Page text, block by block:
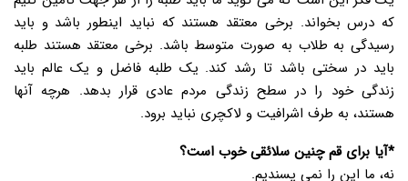
که درس بخواند. برخی معتقد هستند که نباید اینطور باشد و باید
رسیدگی به طلاب به صورت متوسط باشد. برخی معتقد هستند طلبه
باید در سختی باشد تا رشد کند. یک طلبه فاضل و یک عالم باید
زندگی خود را در سطح زندگی مردم عادی قرار بدهد. هرچه آنها
هستند، به طرف اشرافیت و لاکچری نباید برود.
*آیا برای قم چنین سلائقی خوب است؟
نه، ما این را نمی پسندیم.